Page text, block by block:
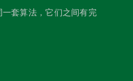
套算法，它们之间有完